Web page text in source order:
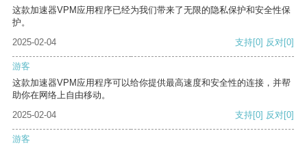
这款加速器VPM应用程序已经为我们带来了无限的隐私保护和安全性保
护。
2025-02-04
支持[0] 反对[0]
游客
这款加速器VPM应用程序可以给你提供最高速度和安全性的连接，并帮
助你在网络上自由移动。
2025-02-04
支持[0] 反对[0]
游客